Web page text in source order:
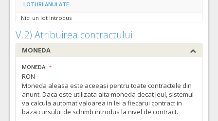
LOTURI ANULATE
Nici un lot introdus
V.2) Atribuirea contractului
MONEDA
MONEDA:
RON
Moneda aleasa este aceeasi pentru toate contractele din
anunt. Daca este utilizata alta moneda decat leul, sistemul
va calcula automat valoarea in lei a fiecarui contract in
baza cursului de schimb introdus la nivel de contract.